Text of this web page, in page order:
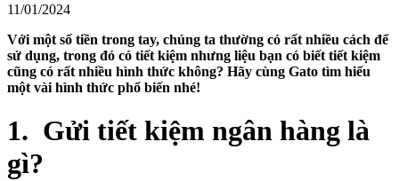
11/01/2024
Với một số tiền trong tay, chúng ta thường có rất nhiều cách để
sử dụng, trong đó có tiết kiệm nhưng liệu bạn có biết tiết kiệm
cũng có rất nhiều hình thức không? Hãy cùng Gato tìm hiểu
một vài hình thức phố biến nhé!
1. Gửi tiết kiệm ngân hàng là
gì?